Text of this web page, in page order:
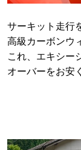
サーキット走行
高級カーボンウ
これ、エキシー
オーバーをお安